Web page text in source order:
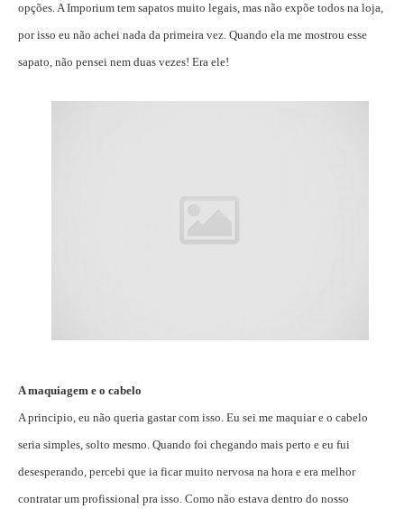
opções. A Imporium tem sapatos muito legais, mas não expõe todos na loja,
por isso eu não achei nada da primeira vez. Quando ela me mostrou esse
sapato, não pensei nem duas vezes! Era ele!
A maquiagem e o cabelo
A principio, eu não queria gastar com isso. Eu sei me maquiar e o cabelo
seria simples, solto mesmo. Quando foi chegando mais perto e eu fui
desesperando, percebi que ia ficar muito nervosa na hora e era melhor
contratar um profissional pra isso. Como não estava dentro do nosso